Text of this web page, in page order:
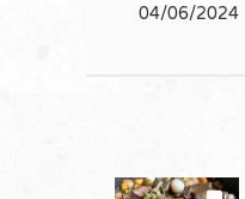
04/06/2024